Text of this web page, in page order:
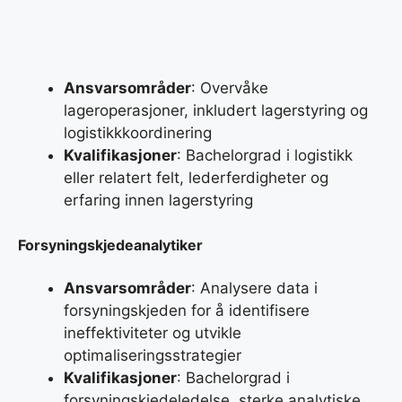
Ansvarsområder: Overvåke
lageroperasjoner, inkludert lagerstyring og
logistikkkoordinering
Kvalifikasjoner: Bachelorgrad i logistikk
eller relatert felt, lederferdigheter og
erfaring innen lagerstyring
Forsyningskjedeanalytiker
Ansvarsområder: Analysere data i
forsyningskjeden for å identifisere
ineffektiviteter og utvikle
optimaliseringsstrategier
Kvalifikasjoner: Bachelorgrad i